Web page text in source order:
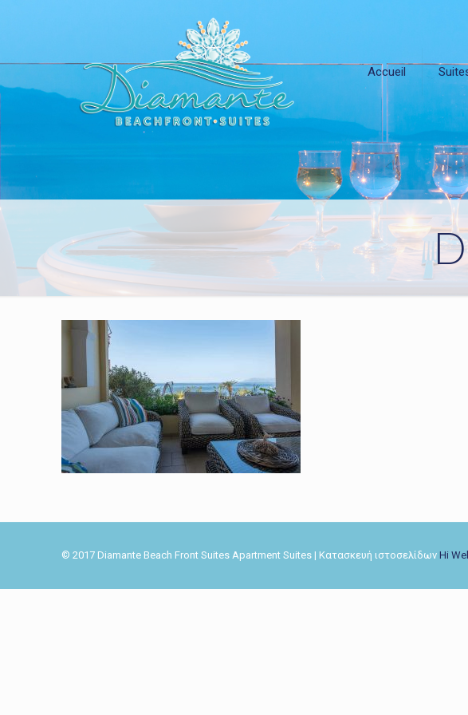
Accueil
© 2017 Diamante Beach Front Suites Apartment Suites | Κατασκευή ιστοσελίδων Hi